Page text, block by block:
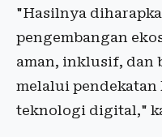
"Hasilnya
pengembangan
aman, inklusif, dan
melalui pendekatan
teknologi digital,"